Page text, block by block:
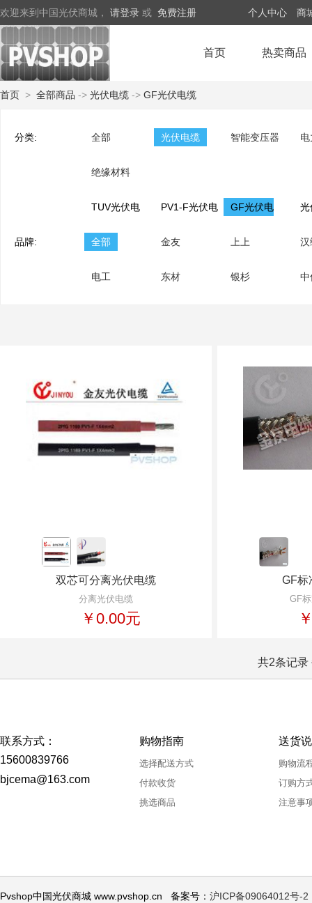
欢迎来到中国光伏商城， 请登录 或 免费注册 个人中心 商
首页 热卖商品
首页 > 全部商品 -> 光伏电缆 -> GF光伏电缆
分类: 全部 光伏电缆 智能变压器
绝缘材料
TUV光伏电
缆
PV1-F光伏电
缆
GF光伏电 光
装
品牌: 全部 金友 上上 汉
电工 东材 银杉 中
双芯可分离光伏电缆
分离光伏电缆
￥0.00元
GF标
GF
共2条记录
联系方式：
15600839766
bjcema@163.com
购物指南
选择配送方式
付款收货
挑选商品
送货
购物流
订购方
注意事
Pvshop中国光伏商城 www.pvshop.cn 备案号： 沪ICP备09064012号-2